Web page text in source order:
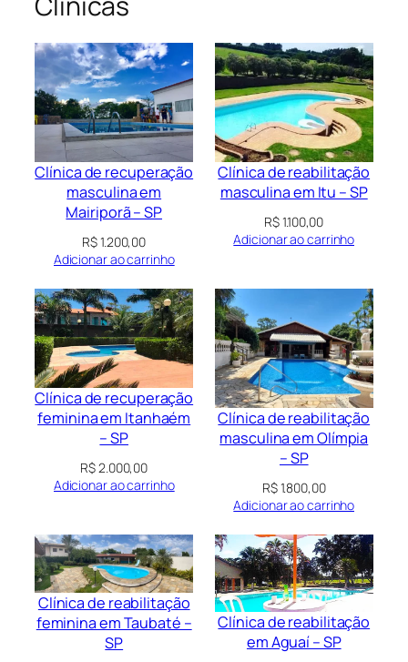
Clínica de recuperação
masculina em
Mairiporã – SP
R$1.200,00
Adicionar ao carrinho
Clínica de reabilitação
masculina em Itu – SP
R$1.100,00
Adicionar ao carrinho
Clínica de recuperação
feminina em Itanhaém
– SP
R$2.000,00
Adicionar ao carrinho
Clínica de reabilitação
masculina em Olímpia
– SP
R$1.800,00
Adicionar ao carrinho
Clínica de reabilitação
feminina em Taubaté –
SP
Clínica de reabilitação
em Aguaí – SP